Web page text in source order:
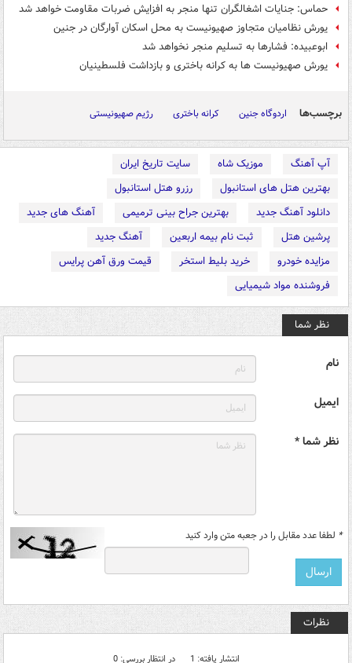
حماس: جنایات اشغالگران تنها منجر به افزایش ضربات مقاومت خواهد شد
یورش نظامیان متجاوز صهیونیست به محل اسکان آوارگان در جنین
ابوعبیده: فشارها به تسلیم منجر نخواهد شد
یورش‌ صهیونیست ها به کرانه باختری و بازداشت‌ فلسطینیان
برچسب‌ها اردوگاه جنین کرانه باختری رژیم صهیونیستی
آپ آهنگ موزیک شاه
سایت تاریخ ایران
بهترین هتل های استانبول
رزرو هتل استانبول
دانلود آهنگ جدید
بهترین جراح بینی ترمیمی
آهنگ های جدید
پرشین هتل
ثبت نام بیمه اربعین
آهنگ جدید
مزایده خودرو
خرید بلیط استخر
قیمت ورق آهن پرایس
فروشنده مواد شیمیایی
نظر شما
نام
ایمیل
نظر شما *
* لطفا عدد مقابل را در جعبه متن وارد کنید
نظرات
انتشار یافته: 1 در انتظار بررسی: 0